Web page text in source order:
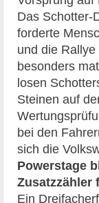
Das Schotter-
forderte
und die
besonders
losen
Steinen auf
bei den
sich die
Powerstage
Zusatzzähler
Ein